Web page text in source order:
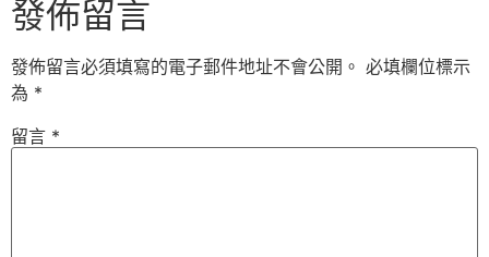
發佈留言
發佈留言必須填寫的電子郵件地址不會公開。 必填欄位標示
為 *
留言 *